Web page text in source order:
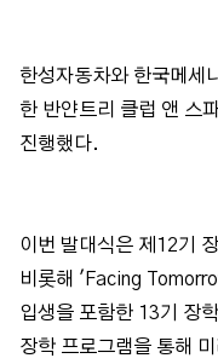
한성자동차와 한국메세
한 반얀트리 클럽 앤 스
진행했다.
이번 발대식은 제12기
비롯해 'Facing
입생을 포함한 13기 장
장학 프로그램을 통해